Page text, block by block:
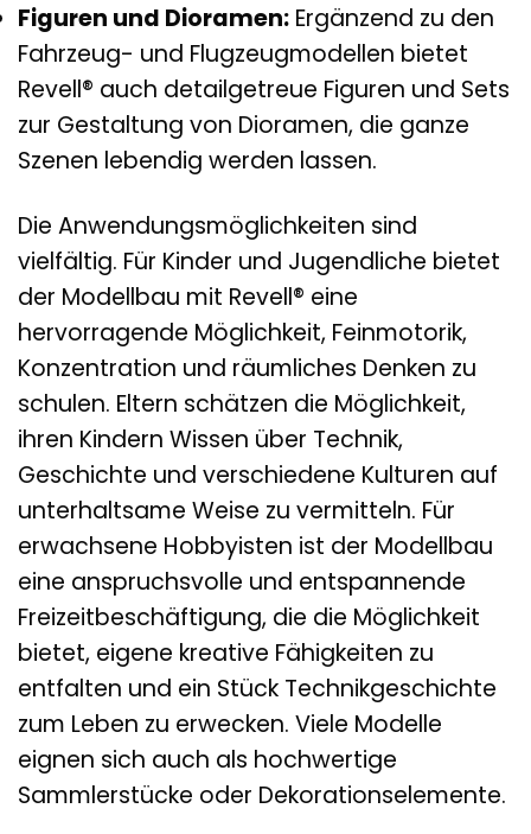
Figuren und Dioramen: Ergänzend zu den
Fahrzeug- und Flugzeugmodellen bietet
Revell® auch detailgetreue Figuren und Sets
zur Gestaltung von Dioramen, die ganze
Szenen lebendig werden lassen.
Die Anwendungsmöglichkeiten sind
vielfältig. Für Kinder und Jugendliche bietet
der Modellbau mit Revell® eine
hervorragende Möglichkeit, Feinmotorik,
Konzentration und räumliches Denken zu
schulen. Eltern schätzen die Möglichkeit,
ihren Kindern Wissen über Technik,
Geschichte und verschiedene Kulturen auf
unterhaltsame Weise zu vermitteln. Für
erwachsene Hobbyisten ist der Modellbau
eine anspruchsvolle und entspannende
Freizeitbeschäftigung, die die Möglichkeit
bietet, eigene kreative Fähigkeiten zu
entfalten und ein Stück Technikgeschichte
zum Leben zu erwecken. Viele Modelle
eignen sich auch als hochwertige
Sammlerstücke oder Dekorationselemente.